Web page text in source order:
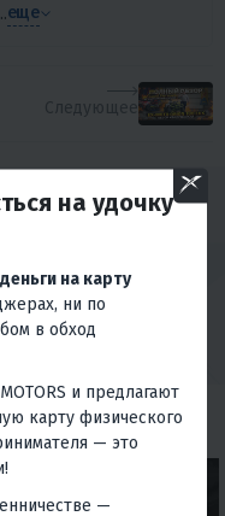
и аксессуаров
еще
Следующее
сети. У нас много
на удочку
на карту
ни по
в обход
и предлагают
карту физического
— это
—